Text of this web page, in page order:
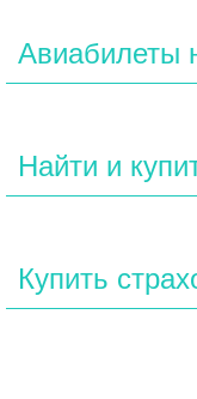
Авиабилеты
Найти и
Купить